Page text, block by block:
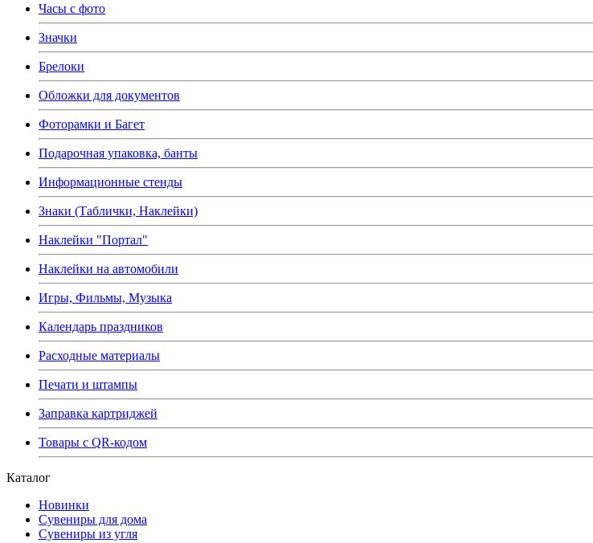
Часы с фото
Значки
Брелоки
Обложки для документов
Фоторамки и Багет
Подарочная упаковка, банты
Информационные стенды
Знаки (Таблички, Наклейки)
Наклейки "Портал"
Наклейки на автомобили
Игры, Фильмы, Музыка
Календарь праздников
Расходные материалы
Печати и штампы
Заправка картриджей
Товары с QR-кодом
Каталог
Новинки
Сувениры для дома
Сувениры из угля